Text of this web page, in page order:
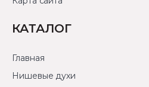
КАТАЛОГ
Главная
Нишевые духи